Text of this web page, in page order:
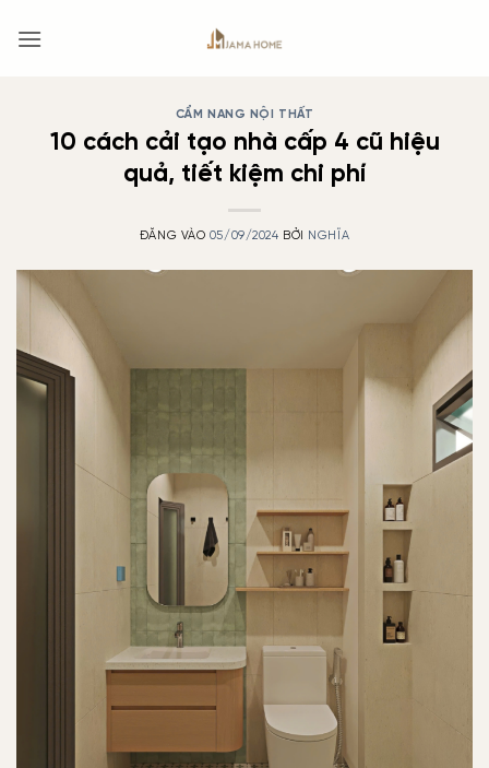
qua
CẨM NANG NỘI THẤT
10 cách cải tạo nhà cấp 4 cũ hiệu
quả, tiết kiệm chi phí
ĐĂNG VÀO 05/09/2024 BỞI NGHĨA